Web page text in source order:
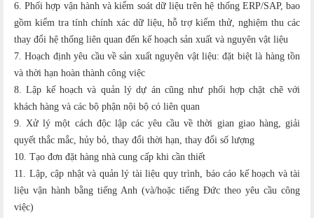
6. Phối hợp vận hành và kiểm soát dữ liệu trên hệ thống ERP/SAP, bao
gồm kiểm tra tính chính xác dữ liệu, hỗ trợ kiểm thử, nghiệm thu các
thay đổi hệ thống liên quan đến kế hoạch sản xuất và nguyên vật liệu
7. Hoạch định yêu cầu về sản xuất nguyên vật liệu: đặt biệt là hàng tồn
và thời hạn hoàn thành công việc
8. Lập kế hoạch và quản lý dự án cũng như phối hợp chặt chẽ với
khách hàng và các bộ phận nội bộ có liên quan
9. Xử lý một cách độc lập các yêu cầu về thời gian giao hàng, giải
quyết thắc mắc, hủy bỏ, thay đổi thời hạn, thay đổi số lượng
10. Tạo đơn đặt hàng nhà cung cấp khi cần thiết
11. Lập, cập nhật và quản lý tài liệu quy trình, báo cáo kế hoạch và tài
liệu vận hành bằng tiếng Anh (và/hoặc tiếng Đức theo yêu cầu công
việc)